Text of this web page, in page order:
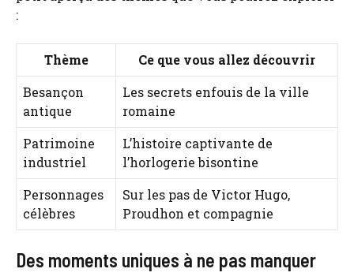
:
Thème
Ce que vous allez découvrir
Besançon
antique
Les secrets enfouis de la ville
romaine
Patrimoine
industriel
L’histoire captivante de
l’horlogerie bisontine
Personnages
célèbres
Sur les pas de Victor Hugo,
Proudhon et compagnie
Des moments uniques à ne pas manquer